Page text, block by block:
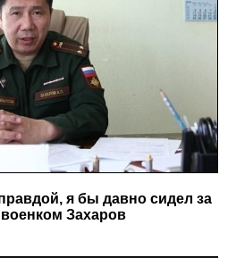
я бы давно сидел за
Захаров